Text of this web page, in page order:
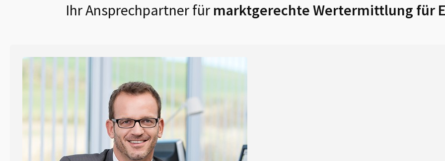
Ihr Ansprechpartner fürmarktgerechte Wertermittlung für